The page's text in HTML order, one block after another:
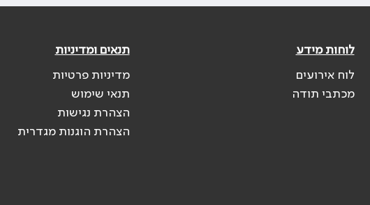
לוחות מידע
לוח אירועים
מכתבי תודה
תנאים ומדיניות
מדיניות פרטיות
תנאי שימוש
הצהרת נגישות
הצהרת הוגנות מגדרית